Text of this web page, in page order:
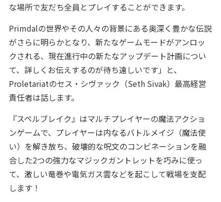
な場所で友だち全員とプレイすることができます。
Primdalの世界やその人々の背景にある奥深く豊かな伝説
がさらに明らかとなり、新たなゲームモードがアンロッ
クされる、現在進行中の新たなアップデート計画につい
て、詳しくお伝えするのが待ち遠しいです」と、
Proletariatのセス・シヴァック（Seth Sivak）最高経営
責任者は話します。
『スペルブレイク』はマルチプレイヤーの魔法アクショ
ンゲームで、プレイヤーは内なるバトルメイジ（魔法使
い）を解き放ち、破壊的な呪文のコンビネーションを融
合した2つの強力なマジックガントレットを巧みに使っ
て、激しい竜巻や電気ガス雲などを起こして戦場を支配
します！